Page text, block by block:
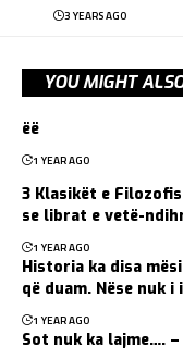
3 YEARS AGO
YOU MIGHT
ëë
1 YEAR AGO
3 Klasikët e
se librat e vetë-
1 YEAR AGO
Historia ka disa
që duam. Nëse nuk
1 YEAR AGO
Sot nuk ka lajme….